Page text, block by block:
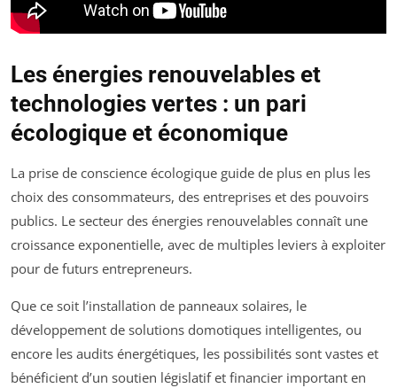
Les énergies renouvelables et
technologies vertes : un pari
écologique et économique
La prise de conscience écologique guide de plus en plus les
choix des consommateurs, des entreprises et des pouvoirs
publics. Le secteur des énergies renouvelables connaît une
croissance exponentielle, avec de multiples leviers à exploiter
pour de futurs entrepreneurs.
Que ce soit l’installation de panneaux solaires, le
développement de solutions domotiques intelligentes, ou
encore les audits énergétiques, les possibilités sont vastes et
bénéficient d’un soutien législatif et financier important en